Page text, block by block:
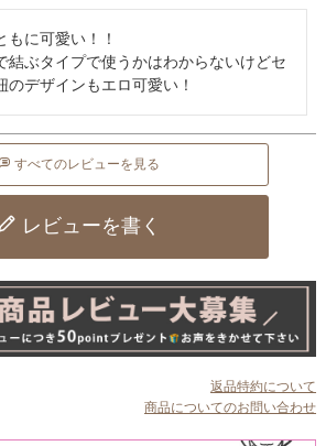
もに可愛い！！
結ぶタイプで使うかはわからないけどセ
のデザインもエロ可愛い！
すべてのレビューを見る
レビューを書く
返品特約について
商品についてのお問い合わせ